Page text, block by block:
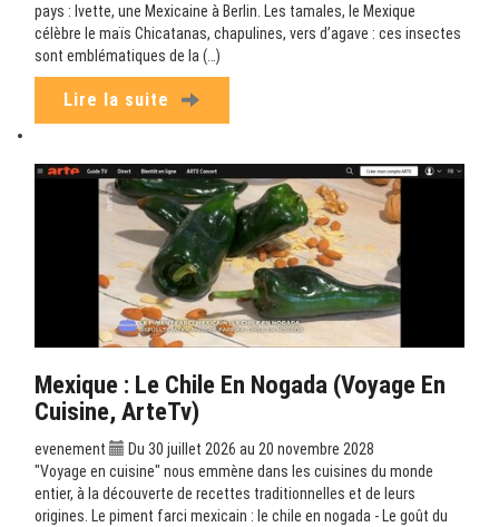
pays : Ivette, une Mexicaine à Berlin. Les tamales, le Mexique
célèbre le maïs Chicatanas, chapulines, vers d’agave : ces insectes
sont emblématiques de la (…)
Lire la suite
Mexique : Le Chile En Nogada (Voyage En
Cuisine, ArteTv)
evenement
Du 30 juillet 2026 au 20 novembre 2028
"Voyage en cuisine" nous emmène dans les cuisines du monde
entier, à la découverte de recettes traditionnelles et de leurs
origines. Le piment farci mexicain : le chile en nogada - Le goût du